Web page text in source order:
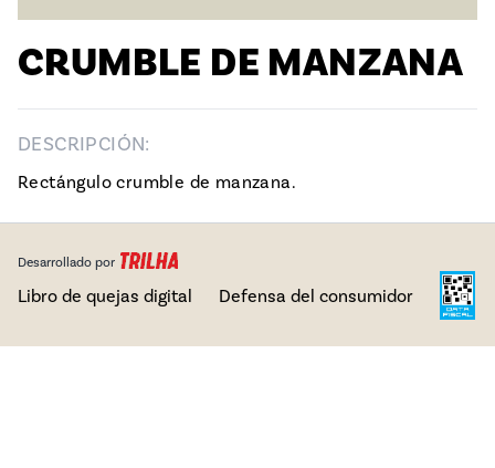
CRUMBLE DE MANZANA
DESCRIPCIÓN:
Rectángulo crumble de manzana.
Desarrollado por
Libro de quejas digital Defensa del consumidor